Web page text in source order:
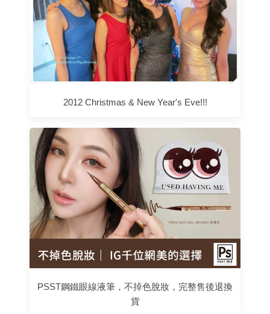
2012 Christmas & New Year's Eve!!!
PSST鋼鐵眼線液筆，不掉色脫妝，完整售後退換
貨